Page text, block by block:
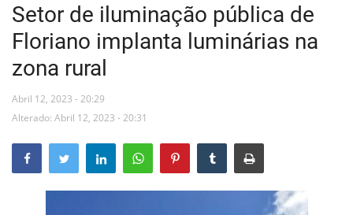
Início
Editais
Floriano
Mural de Licitações
Setor de iluminação pública de
Floriano implanta luminárias na
zona rural
Abril 12, 2023 - 20:29
Alterado: Abril 12, 2023 - 20:31